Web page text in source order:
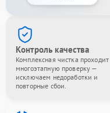
Контроль качества
Комплексная чистка проходит
многоэтапную проверку —
исключаем недоработки и
повторные сбои.